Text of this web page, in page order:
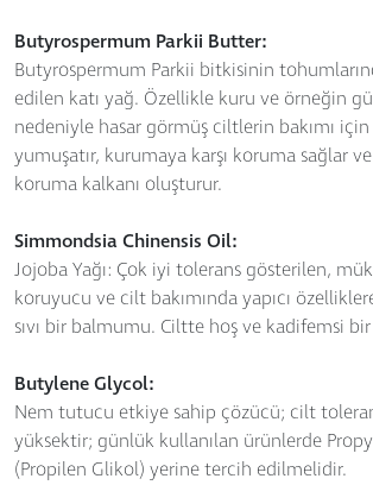
Butyrospermum Parkii Butter:
Butyrospermum Parkii bitkisinin
edilen katı yağ. Özellikle kuru ve örneğin
nedeniyle hasar görmüş ciltlerin bakımı
yumuşatır, kurumaya karşı koruma sağlar
koruma kalkanı oluşturur.
Simmondsia Chinensis Oil:
Jojoba Yağı: Çok iyi tolerans gösterilen,
koruyucu ve cilt bakımında yapıcı
sıvı bir balmumu. Ciltte hoş ve kadifemsi
Butylene Glycol:
Nem tutucu etkiye sahip çözücü; cilt
yüksektir; günlük kullanılan ürünlerde
(Propilen Glikol) yerine tercih edilmelidir.